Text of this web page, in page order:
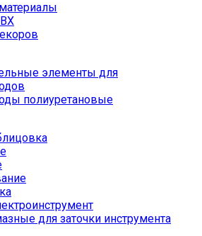
элементы для
полиуретановые
для заточки инструмента